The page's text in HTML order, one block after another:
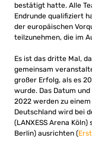
bestätigt hatte. Alle
Endrunde qualifiziert
der europäischen
teilzunehmen, die im
Es ist das dritte Mal,
gemeinsam
großer Erfolg, als es
wurde. Das Datum
2022 werden zu
Deutschland wird bei
(LANXESS Arena
Berlin) ausrichten (